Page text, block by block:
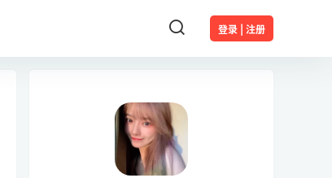
登录 | 注册